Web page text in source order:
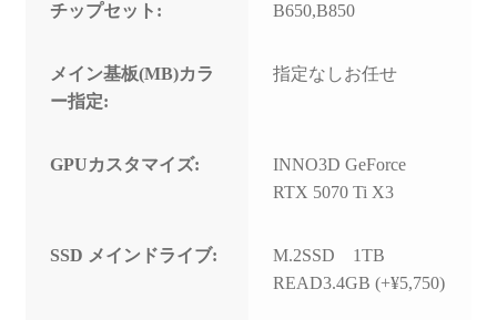
チップセット: B650,B850
メイン基板(MB)カラ
ー指定:
指定なしお任せ
GPUカスタマイズ:
INNO3D GeForce
RTX 5070 Ti X3
SSD メインドライブ:
M.2SSD 1TB
READ3.4GB (+¥5,750)